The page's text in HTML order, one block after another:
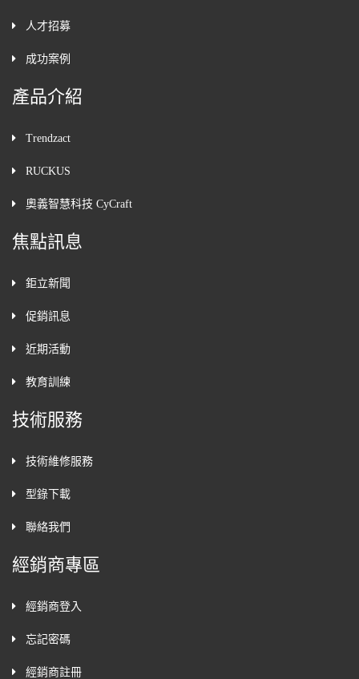
人才招募
成功案例
產品介紹
Trendzact
RUCKUS
奧義智慧科技 CyCraft
焦點訊息
鉅立新聞
促銷訊息
近期活動
教育訓練
技術服務
技術維修服務
型錄下載
聯絡我們
經銷商專區
經銷商登入
忘記密碼
經銷商註冊